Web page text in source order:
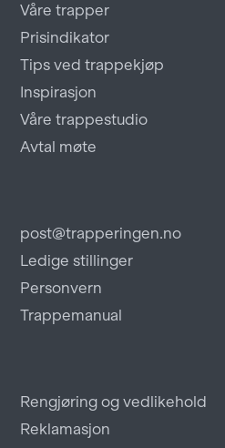
Våre trapper
Prisindikator
Tips ved trappekjøp
Inspirasjon
Våre trappestudio
Avtal møte
post@trapperingen.no
Ledige stillinger
Personvern
Trappemanual
Rengjøring og vedlikehold
Reklamasjon